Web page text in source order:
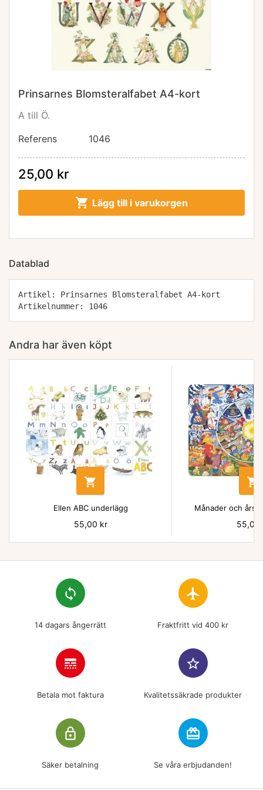
Prinsarnes Blomsteralfabet A4-kort
A till Ö.
Referens
1046
25,00 kr
 Lägg till i varukorgen
Datablad
Artikel: Prinsarnes Blomsteralfabet A4-kort
Artikelnummer: 1046
Andra har även köpt

Ellen ABC underlägg
Pris
55,00 kr

Månader och
Pris
55,00
loop
14 dagars ångerrätt
flight
Fraktfritt vid 400 kr
line_style
Betala mot faktura
star_border
Kvalitetssäkrade produkter
lock_outline
Säker betalning
redeem
Se våra erbjudanden!